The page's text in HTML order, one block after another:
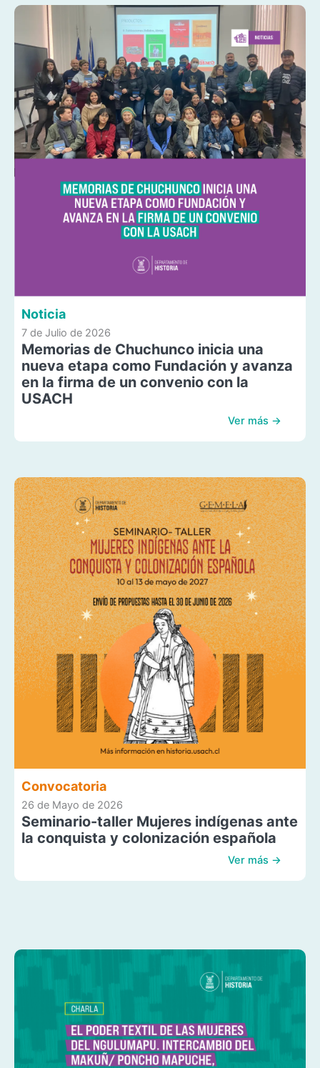
Noticia
7 de Julio de 2026
Memorias de Chuchunco inicia una
nueva etapa como Fundación y avanza
en la firma de un convenio con la
USACH
Ver más →
Convocatoria
26 de Mayo de 2026
Seminario-taller Mujeres indígenas ante
la conquista y colonización española
Ver más →